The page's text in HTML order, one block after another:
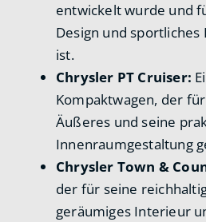
entwickelt wurde und
Design und
ist.
Chrysler PT Cruiser:
Kompaktwagen, der
Äußeres und seine
Innenraumgestaltung
Chrysler Town &
der für seine
geräumiges Interieur